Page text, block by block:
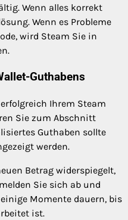
Wenn alles korrekt
Wenn es Probleme
wird Steam Sie in
Guthabens
Ihrem Steam
Sie zum Abschnitt
Guthaben sollte
werden.
Betrag widerspiegelt,
Sie sich ab und
Momente dauern, bis
ist.